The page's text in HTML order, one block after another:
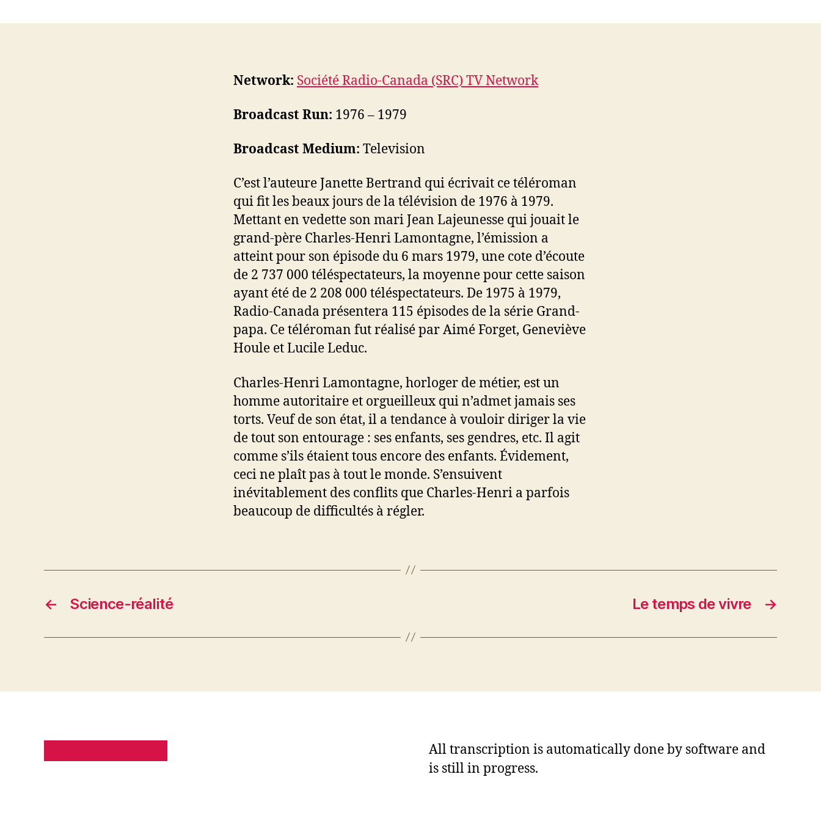
Network: Société Radio-Canada (SRC) TV Network
Broadcast Run: 1976 – 1979
Broadcast Medium: Television
C’est l’auteure Janette Bertrand qui écrivait ce téléroman
qui fit les beaux jours de la télévision de 1976 à 1979.
Mettant en vedette son mari Jean Lajeunesse qui jouait le
grand-père Charles-Henri Lamontagne, l’émission a
atteint pour son épisode du 6 mars 1979, une cote d’écoute
de 2 737 000 téléspectateurs, la moyenne pour cette saison
ayant été de 2 208 000 téléspectateurs. De 1975 à 1979,
Radio-Canada présentera 115 épisodes de la série Grand-
papa. Ce téléroman fut réalisé par Aimé Forget, Geneviève
Houle et Lucile Leduc.
Charles-Henri Lamontagne, horloger de métier, est un
homme autoritaire et orgueilleux qui n’admet jamais ses
torts. Veuf de son état, il a tendance à vouloir diriger la vie
de tout son entourage : ses enfants, ses gendres, etc. Il agit
comme s’ils étaient tous encore des enfants. Évidement,
ceci ne plaît pas à tout le monde. S’ensuivent
inévitablement des conflits que Charles-Henri a parfois
beaucoup de difficultés à régler.
← Science-réalité →
Le temps de vivre
All transcription is automatically done by software and
is still in progress.